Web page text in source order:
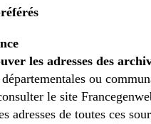
les adresses des
ou
le site
adresses de toutes ces